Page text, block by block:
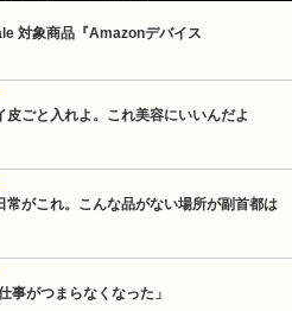
対象商品『Amazonデバイス
皮ごと入れよ。これ美容にいいんだよ
常がこれ。こんな品がない場所が副首都は
事がつまらなくなった」